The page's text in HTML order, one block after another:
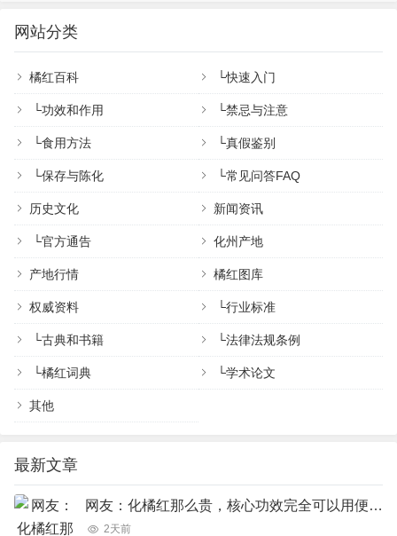
网站分类
橘红百科 └快速入门
└功效和作用 └禁忌与注意
└食用方法 └真假鉴别
└保存与陈化 └常见问答FAQ
历史文化 新闻资讯
└官方通告 化州产地
产地行情 橘红图库
权威资料 └行业标准
└古典和书籍 └法律法规条例
└橘红词典 └学术论文
其他
最新文章
网友：化橘红那么贵，核心功效完全可以用便宜的橘红、陈皮完美代替吗？
2天前